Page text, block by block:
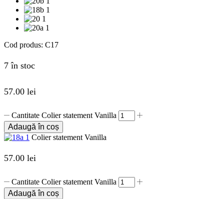
Cod produs: C17
7 în stoc
57.00 lei
Cantitate Colier statement Vanilla
Adaugă în coș
Colier statement Vanilla
57.00 lei
Cantitate Colier statement Vanilla
Adaugă în coș